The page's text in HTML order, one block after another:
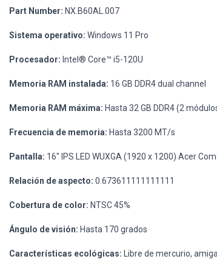
Part Number: NX.B60AL.007
Sistema operativo: Windows 11 Pro
Procesador: Intel® Core™ i5-120U
Memoria RAM instalada: 16 GB DDR4 dual channel
Memoria RAM máxima: Hasta 32 GB DDR4 (2
Frecuencia de memoria: Hasta 3200 MT/s
Pantalla: 16" IPS LED WUXGA (1920 x 1200) Acer
Relación de aspecto: 0.673611111111111
Cobertura de color: NTSC 45%
Ángulo de visión: Hasta 170 grados
Características ecológicas: Libre de mercurio,